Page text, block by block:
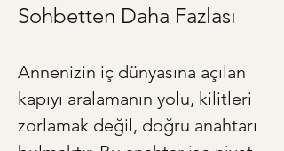
Sohbetten Daha Fazlası
Annenizin iç dünyasına açılan
kapıyı aralamanın yolu, kilitleri
zorlamak değil, doğru anahtarı